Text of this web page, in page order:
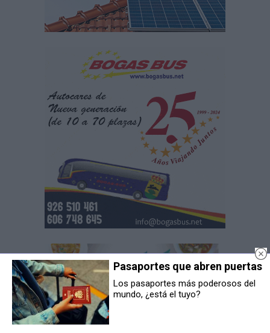
Pasaportes que abren puertas
Los pasaportes más poderosos del
mundo, ¿está el tuyo?